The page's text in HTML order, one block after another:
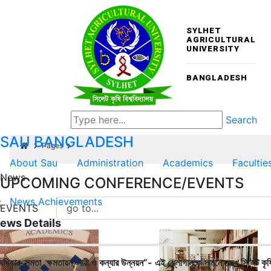
SYLHET
AGRICULTURAL
UNIVERSITY
BANGLADESH
Search
SAU BANGLADESH
About Sau Administration Academics
UPCOMING CONFERENCE/EVENTS
EVENTS
Pages
News
News Achievements
Details
সমতা, ক্ষমতায়ন, নারী ও কন্যার উন্নয়ন”- এই শ্লোগানকে সামনে রেখে সিলেট